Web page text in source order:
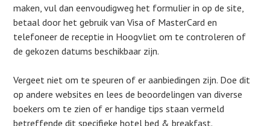
maken, vul dan eenvoudigweg het formulier in op de site,
betaal door het gebruik van Visa of MasterCard en
telefoneer de receptie in Hoogvliet om te controleren of
de gekozen datums beschikbaar zijn.
Vergeet niet om te speuren of er aanbiedingen zijn. Doe dit
op andere websites en lees de beoordelingen van diverse
boekers om te zien of er handige tips staan vermeld
betreffende dit specifieke hotel bed & breakfast.